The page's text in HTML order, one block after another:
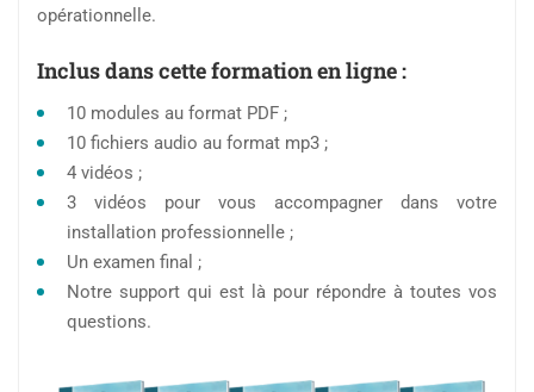
opérationnelle.
Inclus dans cette formation en ligne :
10 modules au format PDF ;
10 fichiers audio au format mp3 ;
4 vidéos ;
3 vidéos pour vous accompagner dans votre
installation professionnelle ;
Un examen final ;
Notre support qui est là pour répondre à toutes vos
questions.